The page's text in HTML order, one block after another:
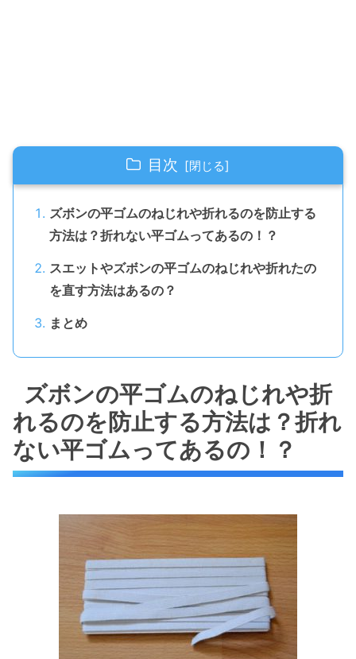
目次
ズボンの平ゴムのねじれや折れるのを防止する
方法は？折れない平ゴムってあるの！？
スエットやズボンの平ゴムのねじれや折れたの
を直す方法はあるの？
まとめ
ズボンの平ゴムのねじれや折
れるのを防止する方法は？折れ
ない平ゴムってあるの！？